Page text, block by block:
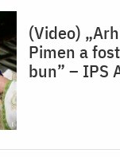
(Video)
Pimen a
bun” – IPS